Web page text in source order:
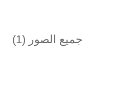
جميع الصور (1)